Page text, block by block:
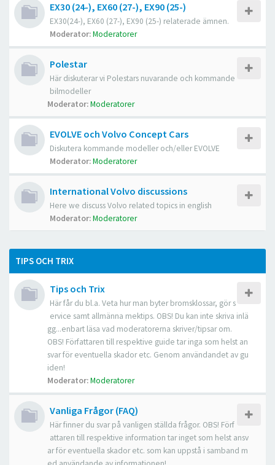
EX30 (24-), EX60 (27-), EX90 (25-)
EX30(24-), EX60 (27-), EX90 (25-) relaterade ämnen.
Moderator:Moderatorer
Polestar
Här diskuterar vi Polestars nuvarande och kommande
bilmodeller
Moderator:Moderatorer
EVOLVE och Volvo Concept Cars
Diskutera kommande modeller och/eller EVOLVE
Moderator:Moderatorer
International Volvo discussions
Here we discuss Volvo related topics in english
Moderator:Moderatorer
TIPS OCH TRIX
Tips och Trix
Här får du bl.a. Veta hur man byter bromsklossar, gör s
ervice samt allmänna mektips. OBS! Du kan inte skriva inlä
gg...enbart läsa vad moderatorerna skriver/tipsar om.
OBS! Författaren till respektive guide tar inga som helst an
svar för eventuella skador etc. Genom användandet av gu
iden!
Moderator:Moderatorer
Vanliga Frågor (FAQ)
Här finner du svar på vanligen ställda frågor. OBS! Förf
attaren till respektive information tar inget som helst ansv
ar för eventuella skador etc. som kan uppstå i samband m